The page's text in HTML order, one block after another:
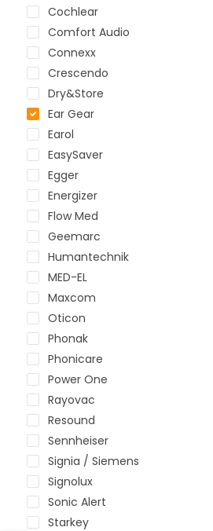
Cochlear
Comfort Audio
Connexx
Crescendo
Dry&Store
Ear Gear
Earol
EasySaver
Egger
Energizer
Flow Med
Geemarc
Humantechnik
MED-EL
Maxcom
Oticon
Phonak
Phonicare
Power One
Rayovac
Resound
Sennheiser
Signia / Siemens
Signolux
Sonic Alert
Starkey